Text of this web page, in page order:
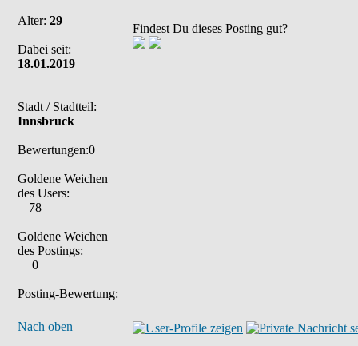
Alter: 29
Dabei seit:
18.01.2019
Stadt / Stadtteil:
Innsbruck
Bewertungen:0
Goldene Weichen
des Users:
78
Goldene Weichen
des Postings:
0
Posting-Bewertung:
Findest Du dieses Posting gut?
Nach oben